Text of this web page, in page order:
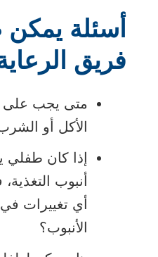
أسئلة
فريق
متى يجب على
الأكل أو
إذا كان طفلي
أنبوب
أي تغييرات
الأنبوب؟